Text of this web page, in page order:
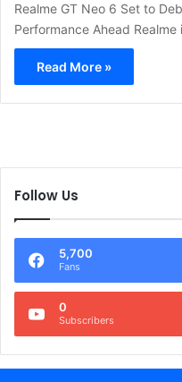
Realme GT Neo 6 Set to
Performance Ahead
Read More »
Follow Us
5,700
Fans
0
Subscribers